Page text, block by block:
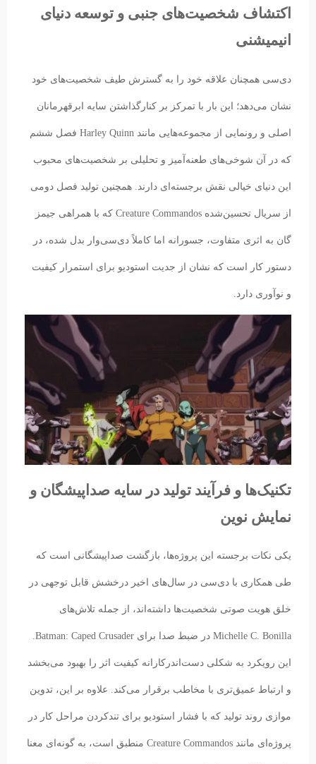
اکتشاف شخصیت‌های جنبی و توسعه دنیای
انیمیشنی
دی‌سی همچنان علاقه خود را به گسترش طیف شخصیت‌های خود
نشان می‌دهد؛ این بار با تمرکز بر کنارگذاشتن سایه ابرقهرمانان
اصلی و رونمایی از مجموعه‌هایی مانند Harley Quinn فصل ششم
که در آن شوخی‌های طعنه‌آمیز و تحلیلی بر شخصیت‌های محبوب
این دنیای خیالی نقش برجسته‌ای دارند. همچنین تولید فصل دومی
از سریال تحسین‌شده Creature Commandos که با همراهی جیمز
گان به اثری متفاوت، جسورانه اما کاملاً دی‌سی‌وار بدل شده، در
دستور کار است که نشان از جدیت استودیو برای استمرار کیفیت
و نوآوری دارد.
تکنیک‌ها و فرآیند تولید در سایه صداپیشگان و
نمایش نوین
یکی نکات برجسته این پروژه‌ها، بازگشت صداپیشگانی است که
طی همکاری با دی‌سی در سال‌های اخیر درخشش قابل توجهی در
خلق هویت صوتی شخصیت‌ها داشته‌اند، از جمله تلاش‌های
Michelle C. Bonilla در ضبط صدا برای Batman: Caped Crusader.
این رویکرد به شکلی دست‌اندرکارانه کیفیت اثر را بهبود می‌بخشد
و ارتباط عمیق‌تری با مخاطب برقرار می‌کند. علاوه بر این، تدوین
موازی روند تولید که با فشار استودیو برای تندکردن مراحل کار در
پروژه‌ای مانند Creature Commandos منطبق است، به گونه‌ای معنا